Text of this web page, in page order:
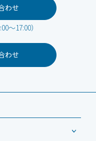
わせ
～17:00）
わせ